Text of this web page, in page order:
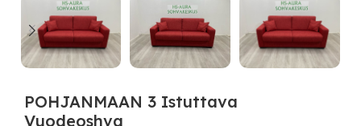
POHJANMAAN 3 Istuttava
Vuodeoshva